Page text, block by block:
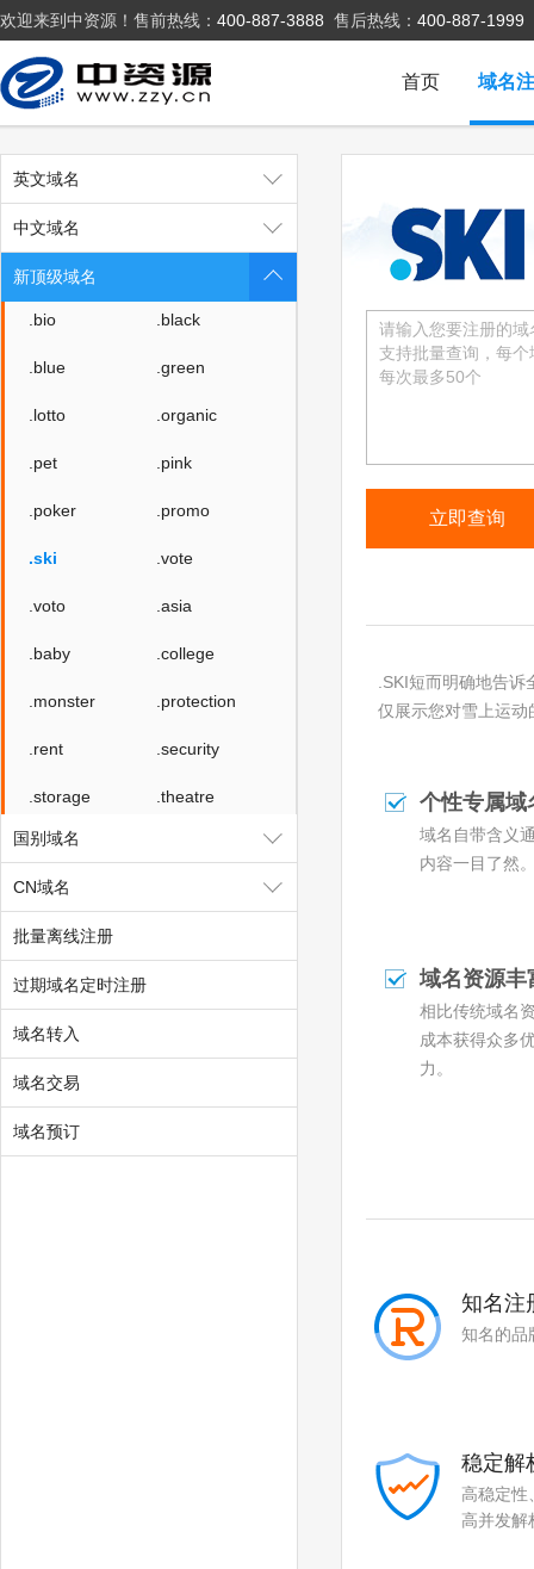
欢迎来到中资源！售前热线： 400-887-3888 售后热线： 400-887-1999
域名
首页
英文域名
中文域名
新顶级域名
.art .love
.beer .cloud
.fit .yoga
.fashion
.host
.website
.bio .black
.blue .green
.lotto .organic
.pet .pink
.poker .promo
.ski .vote
.voto .asia
.baby .college
.monster .protection
.rent .security
.storage .theatre
.luxe
.cyou
.school
.uno
.autos
.boats
.cars
国别域名
CN域名
批量离线注册
过期域名定时注册
域名转入
域名交易
域名预订
.SKI短而明确地告
仅展示您对雪上运
个性专属域
域名自带含义
内容一目了然
域名资源丰
相比传统域名
成本获得众多
力。
知名注
知名的品
稳定解
高稳定性
高并发解